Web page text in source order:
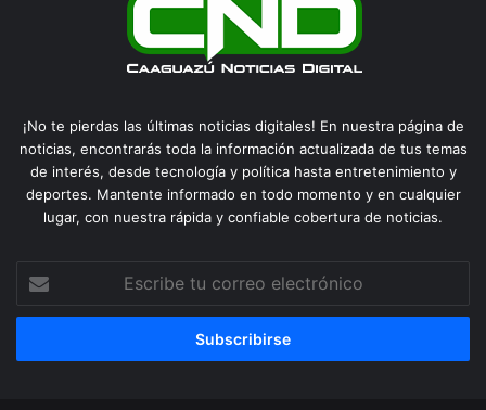
¡No te pierdas las últimas noticias digitales! En nuestra página de
noticias, encontrarás toda la información actualizada de tus temas
de interés, desde tecnología y política hasta entretenimiento y
deportes. Mantente informado en todo momento y en cualquier
lugar, con nuestra rápida y confiable cobertura de noticias.
correo